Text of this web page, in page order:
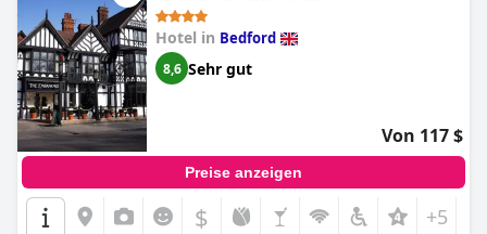
Hotel in Bedford
8,6 Sehr gut
Von 117 $
Preise anzeigen
$ +5